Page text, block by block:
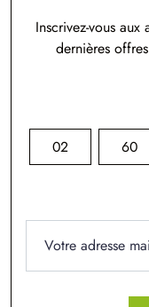
Inscrivez-vous
dernières
02 60